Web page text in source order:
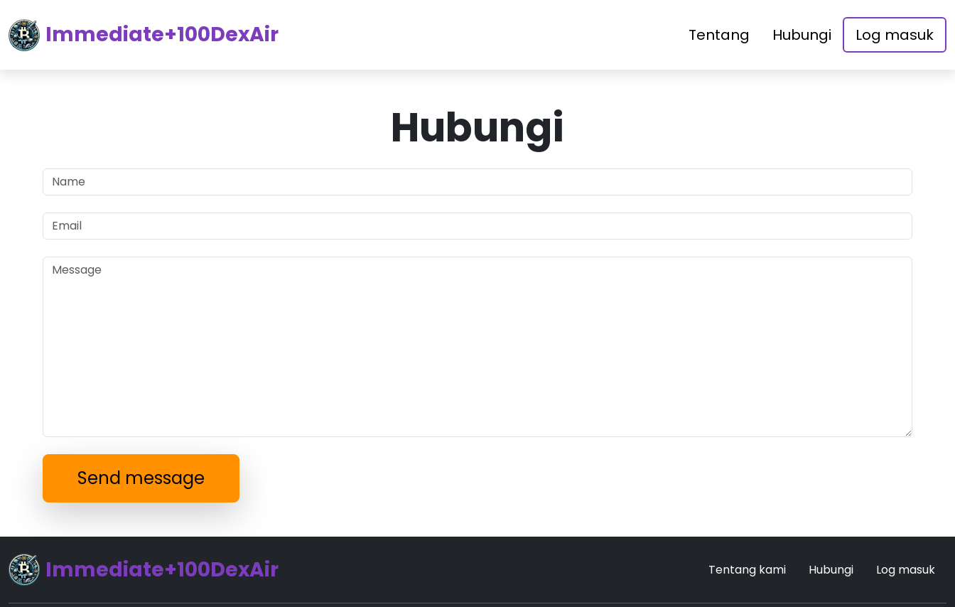
Immediate+100DexAir Tentang Hubungi Log masuk
Hubungi
Send message
Immediate+100DexAir Tentang kami Hubungi Log masuk